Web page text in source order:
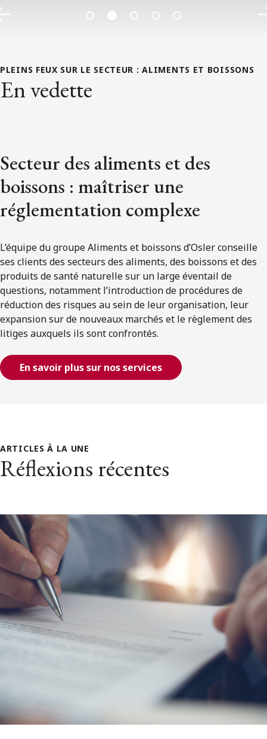
PLEINS FEUX SUR LE SECTEUR :ALIMENTS ET BOISSONS
En vedette
Secteur des aliments et des
boissons : maîtriser une
réglementation complexe
L’équipe du groupe Aliments et boissons d’Osler conseille
ses clients des secteurs des aliments, des boissons et des
produits de santé naturelle sur un large éventail de
questions, notamment l’introduction de procédures de
réduction des risques au sein de leur organisation, leur
expansion sur de nouveaux marchés et le règlement des
litiges auxquels ils sont confrontés.
En savoir plus sur nos services
ARTICLES À LA UNE
Réflexions récentes